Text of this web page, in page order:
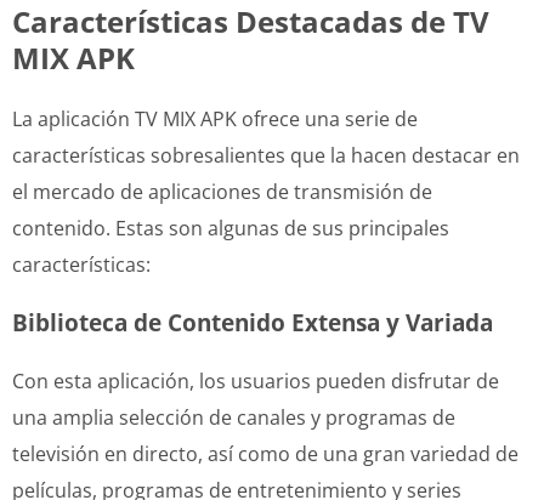
Características Destacadas de TV
MIX APK
La aplicación TV MIX APK ofrece una serie de
características sobresalientes que la hacen destacar en
el mercado de aplicaciones de transmisión de
contenido. Estas son algunas de sus principales
características:
Biblioteca de Contenido Extensa y Variada
Con esta aplicación, los usuarios pueden disfrutar de
una amplia selección de canales y programas de
televisión en directo, así como de una gran variedad de
películas, programas de entretenimiento y series